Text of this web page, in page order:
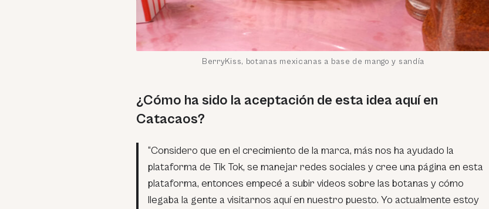
BerryKiss, botanas mexicanas a base de mango y sandía
¿Cómo ha sido la aceptación de esta idea aquí en
Catacaos?
“Considero que en el crecimiento de la marca, más nos ha ayudado la
plataforma de Tik Tok, se manejar redes sociales y cree una página en esta
plataforma, entonces empecé a subir videos sobre las botanas y cómo
llegaba la gente a visitarnos aquí en nuestro puesto. Yo actualmente estoy